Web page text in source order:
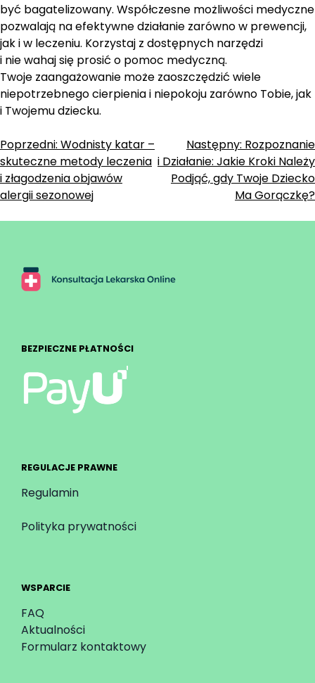
być bagatelizowany. Współczesne możliwości medyczne
pozwalają na efektywne działanie zarówno w prewencji,
jak i w leczeniu. Korzystaj z dostępnych narzędzi
i nie wahaj się prosić o pomoc medyczną.
Twoje zaangażowanie może zaoszczędzić wiele
niepotrzebnego cierpienia i niepokoju zarówno Tobie, jak
i Twojemu dziecku.
Zobacz
wpisy
Poprzedni: Wodnisty katar –
skuteczne metody leczenia
i złagodzenia objawów
alergii sezonowej
Następny: Rozpoznanie
i Działanie: Jakie Kroki Należy
Podjąć, gdy Twoje Dziecko
Ma Gorączkę?
BEZPIECZNE PŁATNOŚCI
REGULACJE PRAWNE
Regulamin
Polityka prywatności
WSPARCIE
FAQ
Aktualności
Formularz kontaktowy